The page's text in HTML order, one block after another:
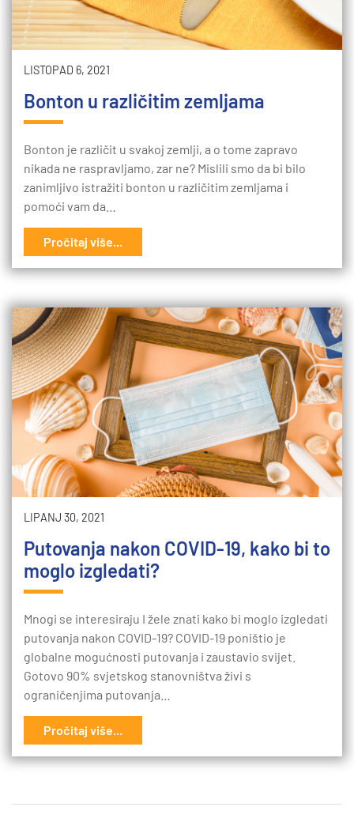
LISTOPAD 6, 2021
Bonton u različitim zemljama
Bonton je različit u svakoj zemlji, a o tome zapravo
nikada ne raspravljamo, zar ne? Mislili smo da bi bilo
zanimljivo istražiti bonton u različitim zemljama i
pomoći vam da…
Pročitaj više...
LIPANJ 30, 2021
Putovanja nakon COVID-19, kako bi to
moglo izgledati?
Mnogi se interesiraju I žele znati kako bi moglo izgledati
putovanja nakon COVID-19? COVID-19 poništio je
globalne mogućnosti putovanja i zaustavio svijet.
Gotovo 90% svjetskog stanovništva živi s
ograničenjima putovanja…
Pročitaj više...